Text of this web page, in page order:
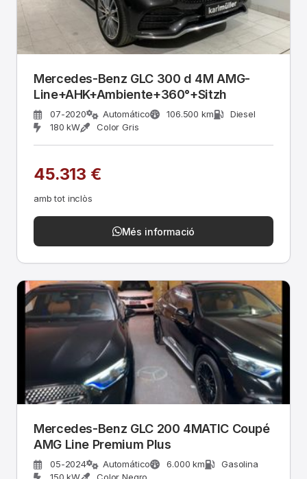
Mercedes-Benz GLC 300 d 4M AMG-
Line+AHK+Ambiente+360°+Sitzh
07-2020 Automático 106.500 km
Diesel
180 kW
Color Gris
45.313 €
amb tot inclòs
Més informació
Mercedes-Benz GLC 200 4MATIC Coupé
AMG Line Premium Plus
05-2024 Automático 6.000 km
Gasolina